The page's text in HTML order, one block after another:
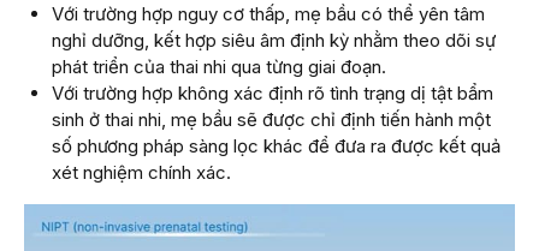
Với trường hợp nguy cơ thấp, mẹ bầu có thể yên tâm
nghỉ dưỡng, kết hợp siêu âm định kỳ nhằm theo dõi sự
phát triển của thai nhi qua từng giai đoạn.
Với trường hợp không xác định rõ tình trạng dị tật bẩm
sinh ở thai nhi, mẹ bầu sẽ được chỉ định tiến hành một
số phương pháp sàng lọc khác để đưa ra được kết quả
xét nghiệm chính xác.